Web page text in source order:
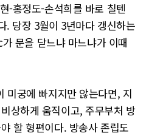
-홍정도-손석희를 바로 칠텐
. 당장 3월이 3년마다 갱신하는
문을 닫느냐 마느냐가 이때
미궁에 빠지지만 않는다면, 지
상하게 움직이고, 주무부처 방
할 형편이다. 방송사 존립도